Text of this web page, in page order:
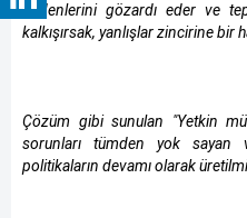
nedenlerini gözardı eder ve
kalkışırsak, yanlışlar zincirine bir
Çözüm gibi sunulan "Yetkin
sorunları tümden yok sayan
politikaların devamı olarak